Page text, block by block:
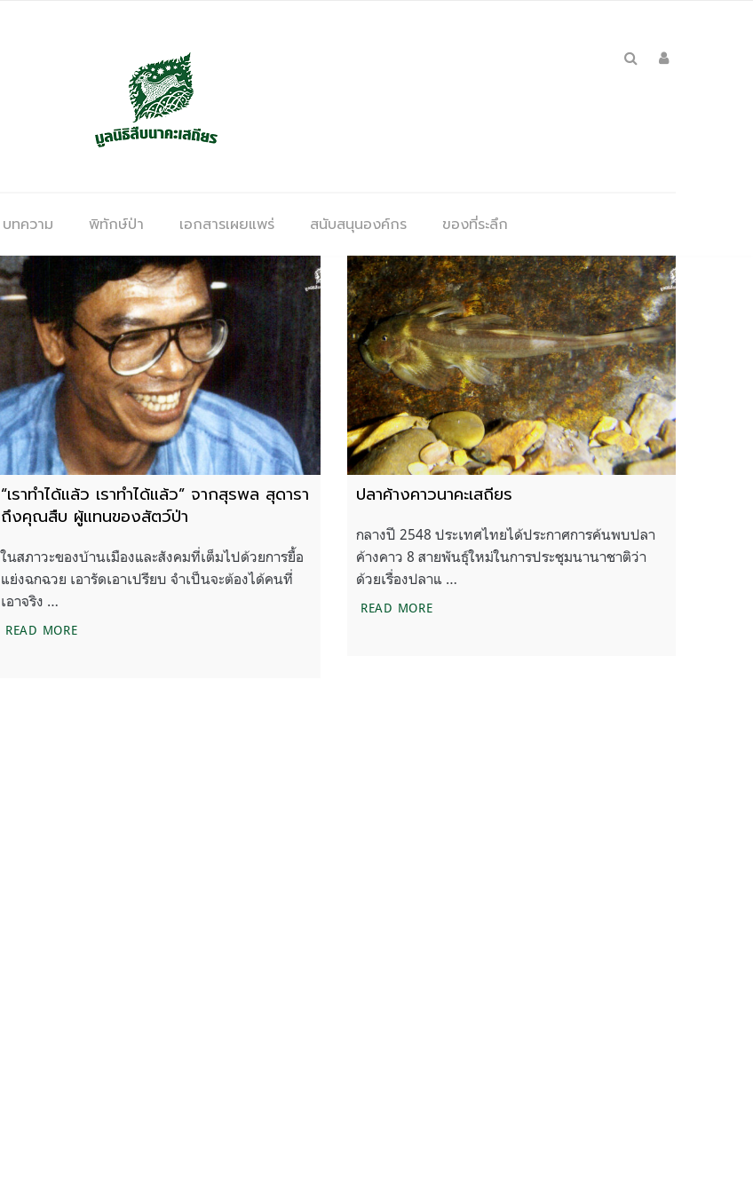
บทความ พิทักษ์ป่า เอกสารเผยแพร่ สนับสนุนองค์กร ของที่ระลึก
“เราทำได้แล้ว เราทำได้แล้ว” จากสุรพล สุดารา
ถึงคุณสืบ ผู้แทนของสัตว์ป่า
ในสภาวะของบ้านเมืองและสังคมที่เต็มไปด้วยการยื้อ
แย่งฉกฉวย เอารัดเอาเปรียบ จำเป็นจะต้องได้คนที่
เอาจริง …
READ MORE“เราทำได้แล้ว เราทำได้แล้ว” จากสุรพล สุดารา ถึงคุณสืบ ผู้แทนของสัตว์ป่า
ปลาค้างคาวนาคะเสถียร
กลางปี 2548 ประเทศไทยได้ประกาศการค้นพบปลา
ค้างคาว 8 สายพันธุ์ใหม่ในการประชุมนานาชาติว่า
ด้วยเรื่องปลาแ …
READ MOREปลาค้างคาวนาคะเสถียร